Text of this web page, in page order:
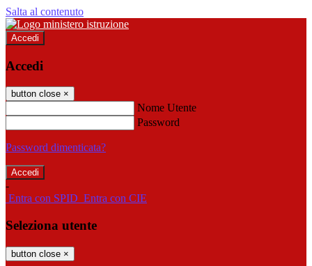
Salta al contenuto
Accedi
Accedi
button close ×
Nome Utente
Password
Password dimenticata?
-
Entra con SPID Entra con CIE
Seleziona utente
button close ×